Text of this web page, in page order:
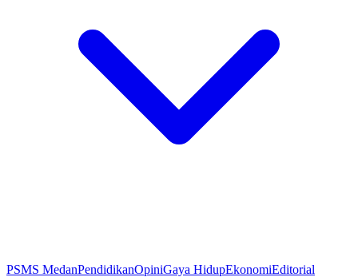
PSMS MedanPendidikanOpiniGaya HidupEkonomiEditorial